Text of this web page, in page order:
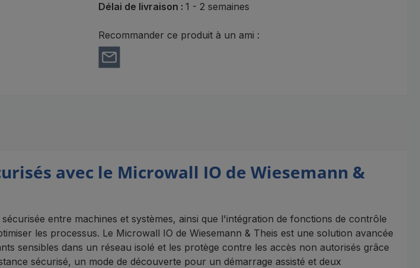
Délai de livraison : 1 - 2 semaines
Recommander ce produit à un ami :
avec le Microwall IO de Wiesemann &
entre machines et systèmes, ainsi que l'intégration de fonctions de contrôle
les processus. Le Microwall IO de Wiesemann & Theis est une solution avancée
sensibles dans un réseau isolé et les protège contre les accès non autorisés grâce
sécurisé, un mode de découverte pour un démarrage assisté et deux